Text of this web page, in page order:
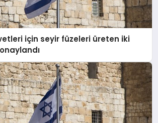
için seyir füzeleri üreten iki